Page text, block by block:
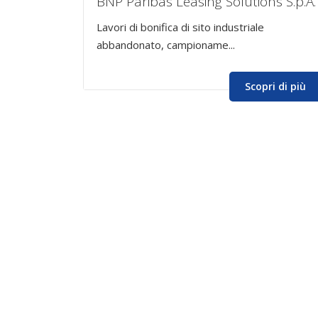
Lavori di bonifica di sito industriale
abbandonato, campioname...
Scopri di più